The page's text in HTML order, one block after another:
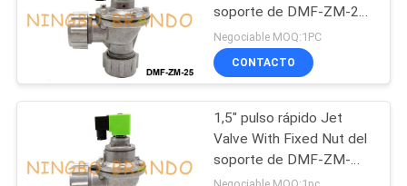
Lubricador del
regulador del filtro
109
soporte de DMF-ZM-25
BFEC para el retiro de
polvo
Negociable MOQ:1PC
CONTACTO
1,5" pulso rápido Jet
Valve With Fixed Nut del
soporte de DMF-ZM-
40S BFEC